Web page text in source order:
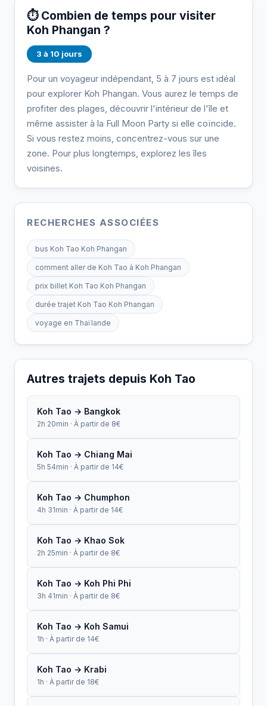
⏱️ Combien de temps pour visiter
Koh Phangan ?
3 à 10 jours
Pour un voyageur indépendant, 5 à 7 jours est idéal
pour explorer Koh Phangan. Vous aurez le temps de
profiter des plages, découvrir l'intérieur de l'île et
même assister à la Full Moon Party si elle coïncide.
Si vous restez moins, concentrez-vous sur une
zone. Pour plus longtemps, explorez les îles
voisines.
RECHERCHES ASSOCIÉES
bus Koh Tao Koh Phangan
comment aller de Koh Tao à Koh Phangan
prix billet Koh Tao Koh Phangan
durée trajet Koh Tao Koh Phangan
voyage en Thaïlande
Autres trajets depuis Koh Tao
Koh Tao → Bangkok
2h 20min · À partir de 8€
Koh Tao → Chiang Mai
5h 54min · À partir de 14€
Koh Tao → Chumphon
4h 31min · À partir de 14€
Koh Tao → Khao Sok
2h 25min · À partir de 8€
Koh Tao → Koh Phi Phi
3h 41min · À partir de 8€
Koh Tao → Koh Samui
1h · À partir de 14€
Koh Tao → Krabi
1h · À partir de 18€